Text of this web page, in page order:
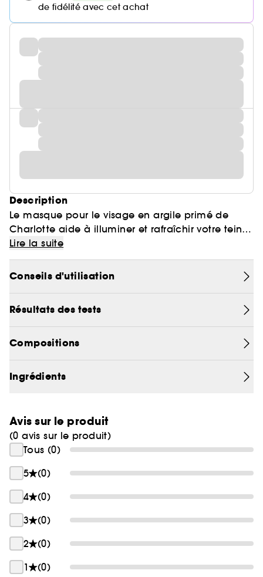
de fidélité avec cet achat
Description
Le masque pour le visage en argile primé de
Charlotte aide à illuminer et rafraîchir votre teint
après une seule utilisation. Il hydrate
instantanément et resserre les pores, pour un teint
frais et lumineux grâce au mélange d'argile
Lire la suite
Conseils d'utilisation
Résultats des tests
Compositions
Ingrédients
Avis sur le produit
(0 avis sur le produit)
Tous (0)
5
(0)
4
(0)
3
(0)
2
(0)
1
(0)